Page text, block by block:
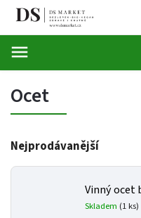
Ocet
Nejprodávanější
Vinný ocet
Skladem (1 ks)